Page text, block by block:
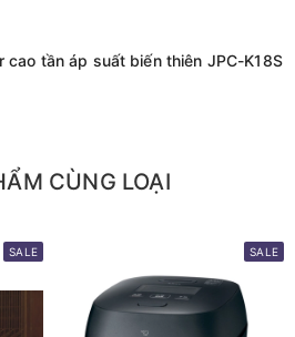
cao tần áp suất biến thiên JPC-K18S
CÙNG LOẠI
SALE SALE